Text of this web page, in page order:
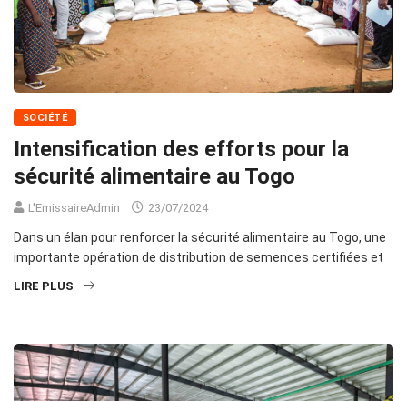
SOCIÉTÉ
Intensification des efforts pour la
sécurité alimentaire au Togo
L'EmissaireAdmin 23/07/2024
Dans un élan pour renforcer la sécurité alimentaire au Togo, une
importante opération de distribution de semences certifiées et
LIRE PLUS